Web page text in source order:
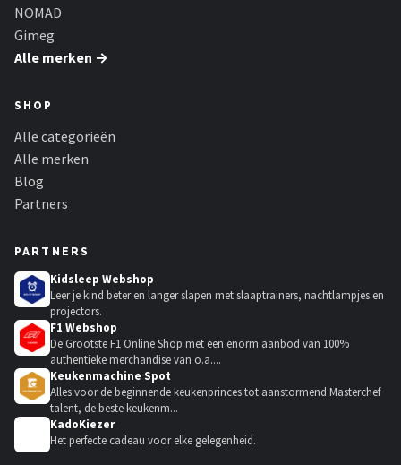
Campingaz
Quechua
Alle merken →
NOMAD
Gimeg
Alle merken →
SHOP
Alle categorieën
Alle merken
Blog
Partners
PARTNERS
Kidsleep Webshop
Leer je kind beter en langer slapen met slaaptrainers, nachtlampjes en
projectors.
F1 Webshop
De Grootste F1 Online Shop met een enorm aanbod van 100%
authentieke merchandise van o.a....
Keukenmachine Spot
Alles voor de beginnende keukenprinces tot aanstormend Masterchef
talent, de beste keukenm...
KadoKiezer
Het perfecte cadeau voor elke gelegenheid.